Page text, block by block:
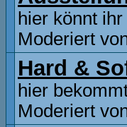
hier könnt
Moderiert
Hard &
hier
Moderiert